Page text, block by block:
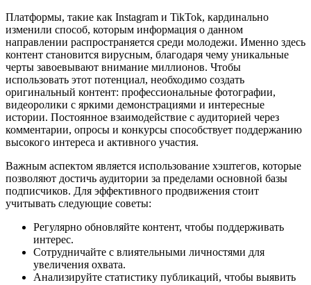
Платформы, такие как Instagram и TikTok, кардинально
изменили способ, которым информация о данном
направлении распространяется среди молодежи. Именно здесь
контент становится вирусным, благодаря чему уникальные
черты завоевывают внимание миллионов. Чтобы
использовать этот потенциал, необходимо создать
оригинальный контент: профессиональные фотографии,
видеоролики с яркими демонстрациями и интересные
истории. Постоянное взаимодействие с аудиторией через
комментарии, опросы и конкурсы способствует поддержанию
высокого интереса и активного участия.
Важным аспектом является использование хэштегов, которые
позволяют достичь аудитории за пределами основной базы
подписчиков. Для эффективного продвижения стоит
учитывать следующие советы:
Регулярно обновляйте контент, чтобы поддерживать
интерес.
Сотрудничайте с влиятельными личностями для
увеличения охвата.
Анализируйте статистику публикаций, чтобы выявить